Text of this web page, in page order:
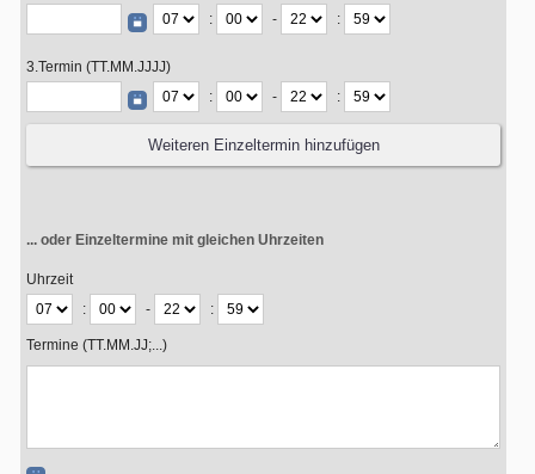
:
- :
3.Termin (TT.MM.JJJJ)
:
- :
... oder Einzeltermine mit gleichen Uhrzeiten
Uhrzeit
:
- :
Termine (TT.MM.JJ;...)